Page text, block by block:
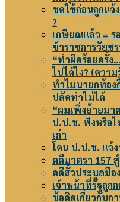
ชดใช้ก่อนถูกแจ้
?
เกษียณแล้ว = ร
ข้าราชการวัยช
“ทำผิดร้อยครั้ง
ไปได้ไง? (ควา
ทำไมนายกท้อง
ปลัดทำไม่ได้
“ผมเพิ่งย้ายมา
ป.ป.ช. ฟังหรือไ
เก่า
โดน ป.ป.ช. แจ้ง
คดีมาตรา 157
คดีฮั้วประมูลมีอ
เจ้าหน้าที่รัฐถูก
ข้อคิดเกี่ยวกับก